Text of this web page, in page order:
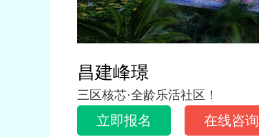
昌建峰璟
三区核芯·全龄乐活社区！
立即报名 在线咨询